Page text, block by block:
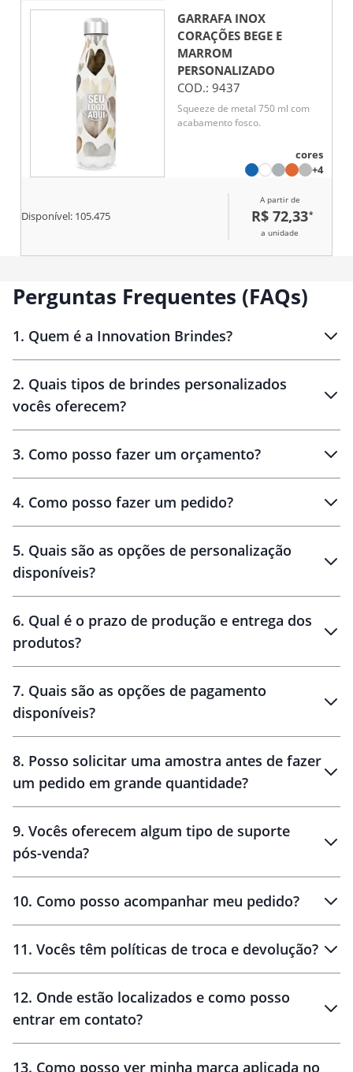
GARRAFA INOX
CORAÇÕES BEGE E
MARROM
PERSONALIZADO
COD.: 9437
Squeeze de metal 750 ml com
acabamento fosco.
cores
+4
Disponível: 105.475
A partir de
R$ 72,33*
a unidade
Perguntas Frequentes (FAQs)
1. Quem é a Innovation Brindes?
Brindes personalizados
2. Quais tipos de brindes personalizados
vocês oferecem?
personalizados
3. Como posso fazer um orçamento?
brinde
personalização
4. Como posso fazer um pedido?
amostra virtual
5. Quais são as opções de personalização
disponíveis?
6. Qual é o prazo de produção e entrega dos
produtos?
10 dias
brinde
48 horas
7. Quais são as opções de pagamento
disponíveis?
8. Posso solicitar uma amostra antes de fazer
um pedido em grande quantidade?
amostras
9. Vocês oferecem algum tipo de suporte
pós-venda?
10. Como posso acompanhar meu pedido?
11. Vocês têm políticas de troca e devolução?
30 dias
12. Onde estão localizados e como posso
entrar em contato?
13. Como posso ver minha marca aplicada no